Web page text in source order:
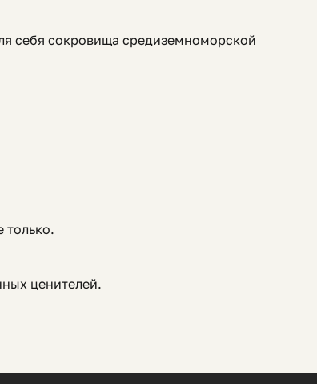
себя сокровища средиземноморской
только.
ценителей.